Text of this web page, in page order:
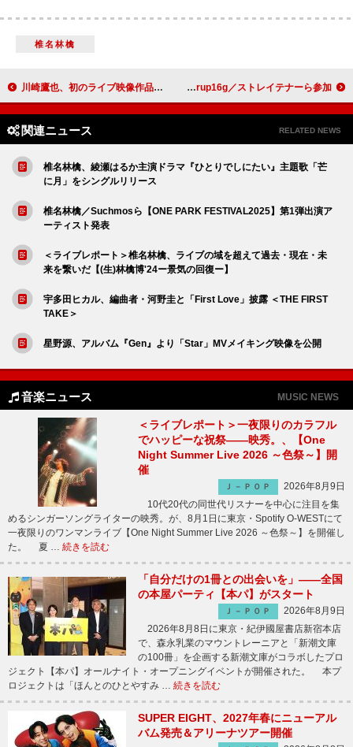
椎名林檎
川崎鷹也、初のライブ映像作品『愛心 -MANAGOKORO-』7月リリース ART-SCHOOLトリビュートアルバム、アジカン／indigo la End／PEDRO／syrup16g／ストレイテナーら参加
関連ニュース RELATED NEWS
椎名林檎、綾瀬はるか主演ドラマ『ひとりでしにたい』主題歌「芒
に月」をシングルリリース
椎名林檎／Suchmosら【ONE PARK FESTIVAL2025】第1弾出演ア
ーティスト発表
＜ライブレポート＞椎名林檎、ライブの域を超えて過去・現在・未
来を繋いだ【(生)林檎博'24ー景気の回復ー】
宇多田ヒカル、編曲者・河野圭と「First Love」披露 ＜THE FIRST
TAKE＞
星野源、アルバム『Gen』より「Star」MVメイキング映像を公開
音楽ニュース MUSIC NEWS
＜ライブレポート＞一夜限りのカラフル
でハッピーな祝祭――映秀。、【One
Night Summer Live 2026 ～色祭～】開
催
Ｊ－ＰＯＰ
2026年8月9日
10代20代の同世代リスナーを中心に注目を集
めるシンガーソングライターの映秀。が、8月1日に東京・Spotify O-WESTにて
一夜限りのワンマンライブ【One Night Summer Live 2026 ～色祭～】を開催し
た。 夏 … 続きを読む
「自分だけの1冊との出会いを」――全国
の本屋パーティ【本パ】がスタート
Ｊ－ＰＯＰ
2026年8月9日
2026年8月8日に東京・紀伊國屋書店新宿本店
で、森永乳業のマウントレーニアと「新潮文庫
の100冊」を企画する新潮文庫がコラボしたプロ
ジェクト【本パ】オールナイト・オープニングイベントが開催された。 本プ
ロジェクトは「ほんとのひとやすみ … 続きを読む
SUPER EIGHT、2027年春にニューアル
バム発売＆アリーナツアー開催